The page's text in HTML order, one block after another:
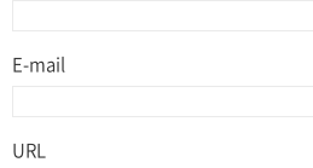
E-mail
URL